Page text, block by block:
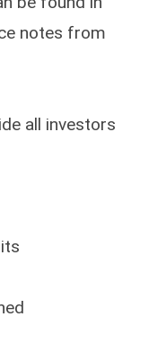
notes from
all investors